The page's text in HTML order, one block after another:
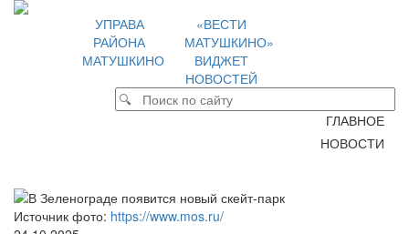
УПРАВА
РАЙОНА
МАТУШКИНО
«ВЕСТИ
МАТУШКИНО»
ВИДЖЕТ
НОВОСТЕЙ
ГЛАВНОЕ
НОВОСТИ
Источник фото: https://www.mos.ru/